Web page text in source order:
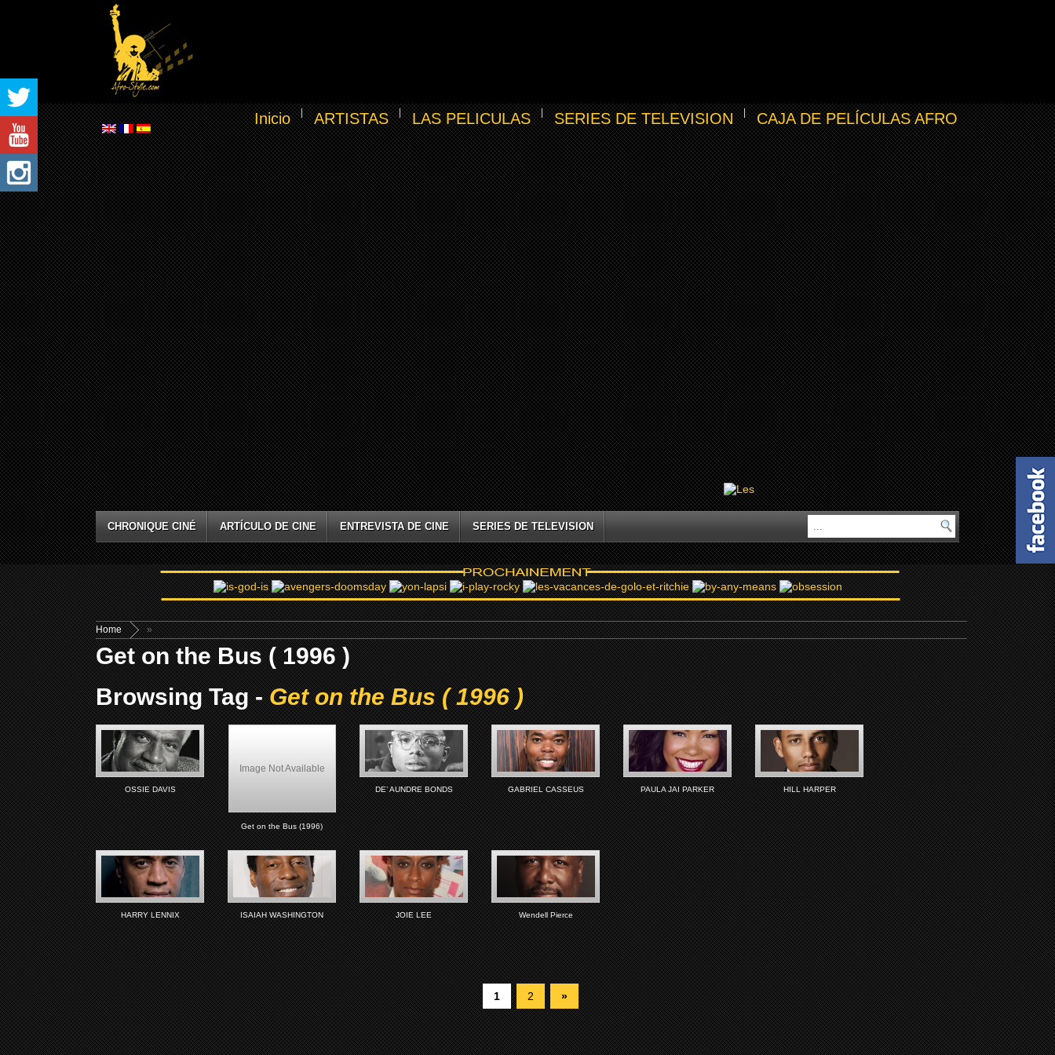
Inicio ARTISTAS LAS PELICULAS SERIES DE TELEVISION CAJA DE PELÍCULAS AFRO
CHRONIQUE CINÉ ARTÍCULO DE CINE ENTREVISTA DE CINE SERIES DE TELEVISION
Home »
Get on the Bus ( 1996 )
Browsing Tag -Get on the Bus ( 1996 )
OSSIE DAVIS
Image Not Available
Get on the Bus (1996)
DE’ AUNDRE BONDS GABRIEL CASSEUS PAULA JAI PARKER HILL HARPER
HARRY LENNIX ISAIAH WASHINGTON JOIE LEE Wendell Pierce
1 2 »